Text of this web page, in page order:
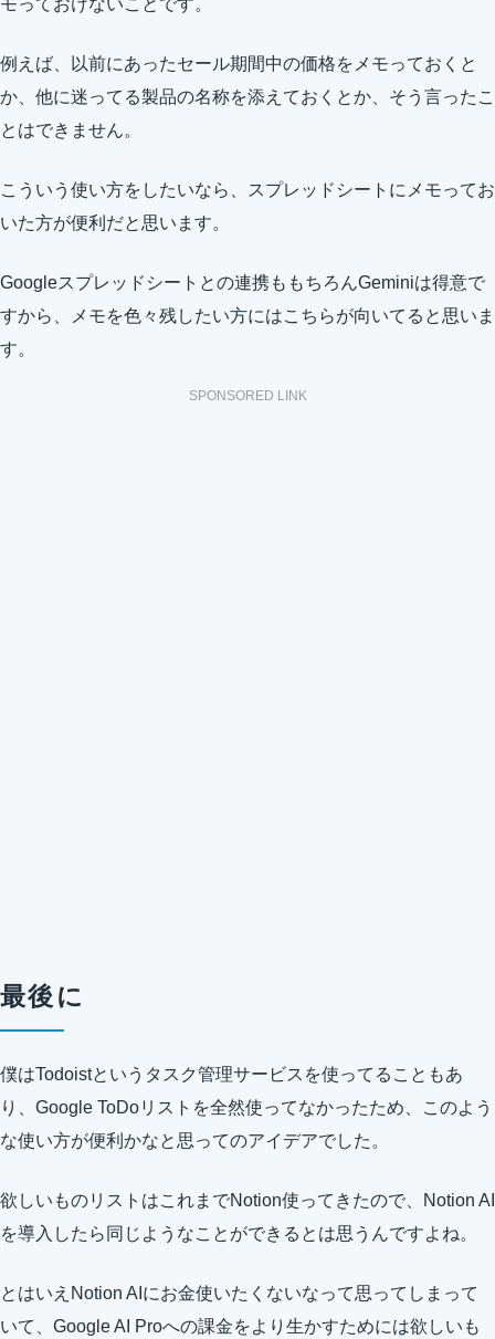
例えば、以前にあったセール期間中の価格をメモっておくと
か、他に迷ってる製品の名称を添えておくとか、そう言ったこ
とはできません。
こういう使い方をしたいなら、スプレッドシートにメモってお
いた方が便利だと思います。
Googleスプレッドシートとの連携ももちろんGeminiは得意で
すから、メモを色々残したい方にはこちらが向いてると思いま
す。
SPONSORED LINK
最後に
僕はTodoistというタスク管理サービスを使ってることもあ
り、Google ToDoリストを全然使ってなかったため、このよう
な使い方が便利かなと思ってのアイデアでした。
欲しいものリストはこれまでNotion使ってきたので、Notion AI
を導入したら同じようなことができるとは思うんですよね。
とはいえNotion AIにお金使いたくないなって思ってしまって
いて、Google AI Proへの課金をより生かすためには欲しいも